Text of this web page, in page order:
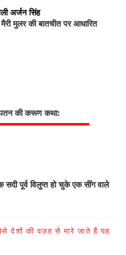
अर्जन सिंह
मुलर की बातचीत पर आधारित
पतन की करूण कथा:
सदी पूर्व विलुप्त हो चुके एक सींग वाले
देशों की वज़ह से मारे जाते हैं यह